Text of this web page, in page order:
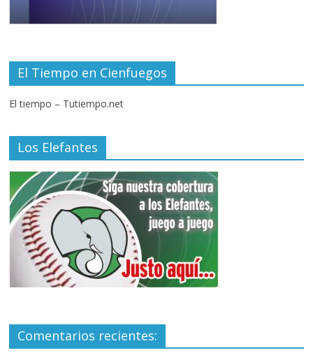
El Tiempo en Cienfuegos
El tiempo – Tutiempo.net
Los Elefantes
Comentarios recientes: